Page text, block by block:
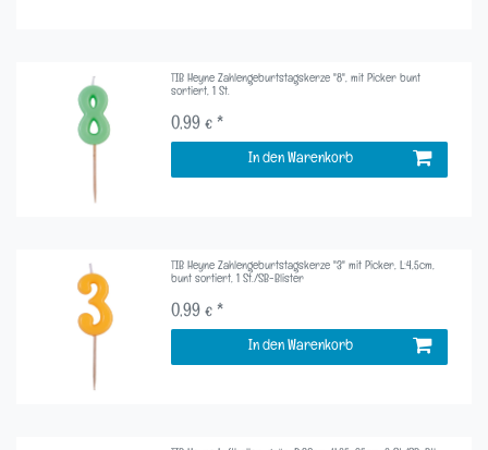
TIB Heyne Zahlengeburtstagskerze "8", mit Picker bunt
sortiert, 1 St.
0,99 € *
In den Warenkorb
TIB Heyne Zahlengeburtstagskerze "3" mit Picker, L:4,5cm,
bunt sortiert, 1 St./SB-Blister
0,99 € *
In den Warenkorb